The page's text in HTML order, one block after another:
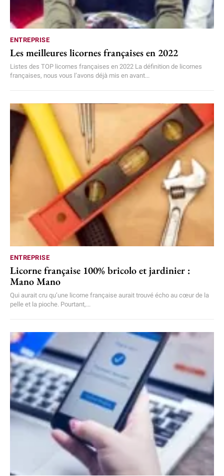
ENTREPRISE
Les meilleures licornes françaises en 2022
Listes des TOP licornes françaises en 2022 La définition de licornes
françaises, nous vous l’avons déjà mis en avant...
ENTREPRISE
Licorne française 100% bricolo et jardinier :
Mano Mano
Qui aurait cru qu’une licorne française aurait trouvé écho au cœur de la
pelle et la pioche. Pourtant,...